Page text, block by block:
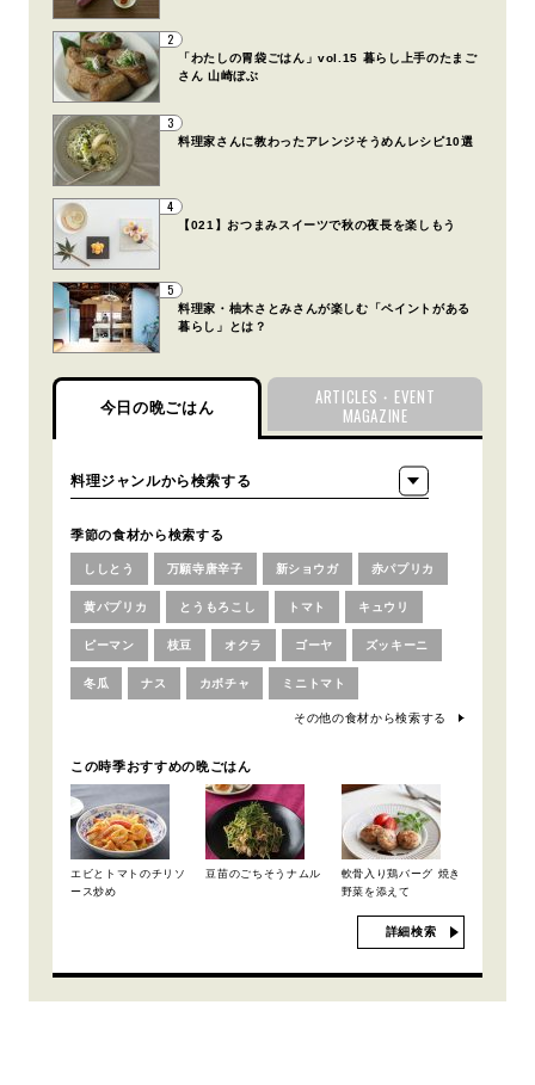
2
「わたしの胃袋ごはん」vol.15 暮らし上手のたまご
さん 山崎ぼぶ
3
料理家さんに教わったアレンジそうめんレシピ10選
4
【021】おつまみスイーツで秋の夜長を楽しもう
5
料理家・柚木さとみさんが楽しむ「ペイントがある
暮らし」とは？
今日の晩ごはん
ARTICLES・EVENT
MAGAZINE
季節の食材から検索する
ししとう 万願寺唐辛子 新ショウガ 赤パプリカ
黄パプリカ とうもろこし トマト キュウリ
ピーマン 枝豆 オクラ ゴーヤ ズッキーニ
冬瓜 ナス カボチャ ミニトマト
その他の食材から検索する
この時季おすすめの晩ごはん
エビとトマトのチリソ
ース炒め
豆苗のごちそうナムル
軟骨入り鶏バーグ 焼き
野菜を添えて
詳細検索